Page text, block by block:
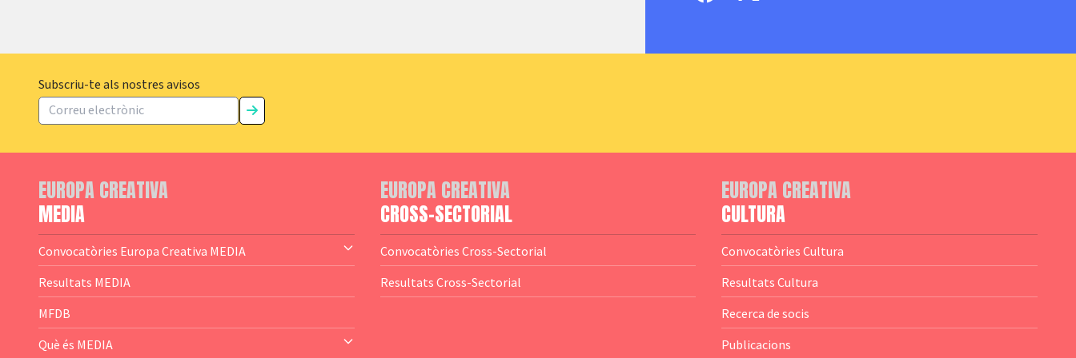
Subscriu-te als nostres avisos
EUROPA CREATIVA
MEDIA
Convocatòries Europa Creativa MEDIA
— Content Cluster
— Business Cluster
— Audience Cluster
Resultats MEDIA
MFDB
Què és MEDIA
EUROPA CREATIVA
CROSS-SECTORIAL
Convocatòries Cross-Sectorial
Resultats Cross-Sectorial
EUROPA CREATIVA
CULTURA
Convocatòries Cultura
Resultats Cultura
Recerca de socis
Publicacions